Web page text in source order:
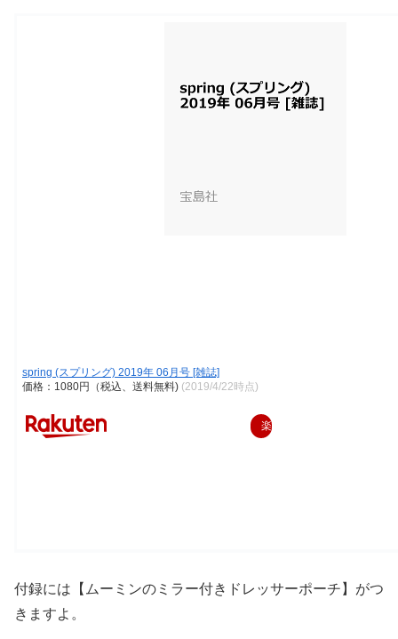
spring (スプリング) 2019年 06月号 [雑誌]
価格：1080円（税込、送料無料) (2019/4/22時点)
楽
付録には【ムーミンのミラー付きドレッサーポーチ】がつ
きますよ。